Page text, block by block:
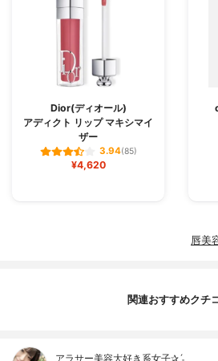
Dior(ディオール)
アディクト リップ マキシマイ
ザー
3.94(85)
¥4,620
唇美
関連おすすめクチ
アラサー美容大好き系女子✰ˊ˗